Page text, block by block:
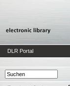
DLR Portal